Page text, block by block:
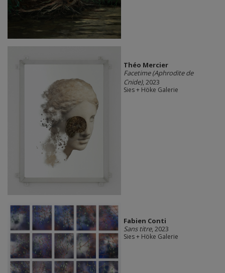
Théo Mercier
Facetime (Aphrodite de
Cnide), 2023
Sies + Höke Galerie
Fabien Conti
Sans titre, 2023
Sies + Höke Galerie